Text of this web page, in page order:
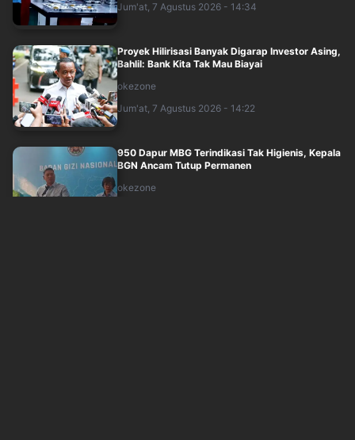
Jum'at, 7 Agustus 2026 - 14:34
Proyek Hilirisasi Banyak Digarap Investor Asing,
Bahlil: Bank Kita Tak Mau Biayai
okezone
Jum'at, 7 Agustus 2026 - 14:22
950 Dapur MBG Terindikasi Tak Higienis, Kepala
BGN Ancam Tutup Permanen
okezone